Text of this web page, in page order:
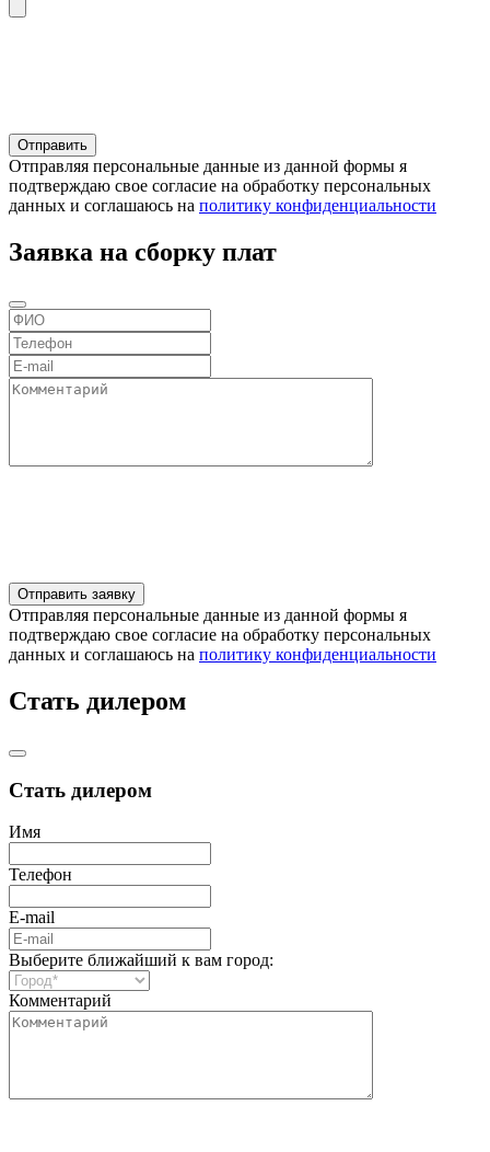
Отправляя персональные данные из данной формы я
подтверждаю свое согласие на обработку персональных
данных и соглашаюсь на политику конфиденциальности
Заявка на сборку плат
Отправляя персональные данные из данной формы я
подтверждаю свое согласие на обработку персональных
данных и соглашаюсь на политику конфиденциальности
Стать дилером
Стать дилером
Имя
Телефон
E-mail
Выберите ближайший к вам город:
Комментарий